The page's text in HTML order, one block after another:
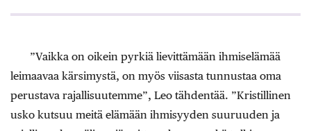
”Vaikka on oikein pyrkiä lievittämään ihmiselämää
leimaavaa kärsimystä, on myös viisasta tunnustaa oma
perustava rajallisuutemme”, Leo tähdentää. ”Kristillinen
usko kutsuu meitä elämään ihmisyyden suuruuden ja